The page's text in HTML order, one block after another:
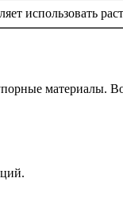
использовать
материалы.